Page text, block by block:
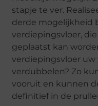
stapje te ver.
derde mogelijkheid
verdiepingsvloer,
geplaatst kan
verdiepingsvloer
verdubbelen? Zo
vooruit en kunnen
definitief in de